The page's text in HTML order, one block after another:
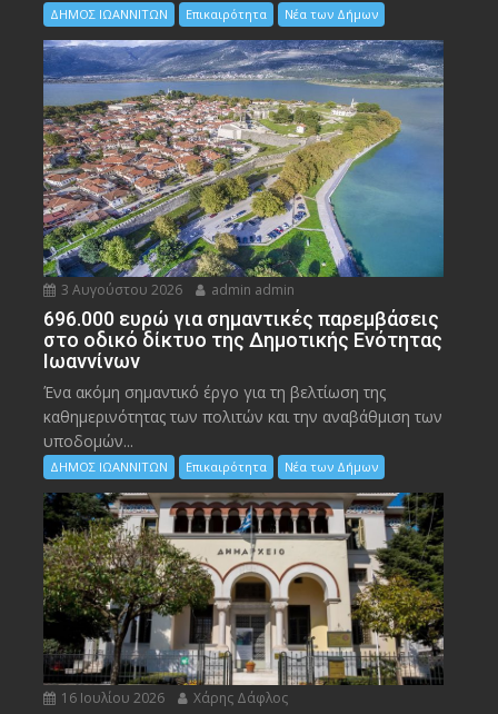
ΔΗΜΟΣ ΙΩΑΝΝΙΤΩΝ Επικαιρότητα Νέα των Δήμων
3 Αυγούστου 2026 admin admin
696.000 ευρώ για σημαντικές παρεμβάσεις
στο οδικό δίκτυο της Δημοτικής Ενότητας
Ιωαννίνων
Ένα ακόμη σημαντικό έργο για τη βελτίωση της
καθημερινότητας των πολιτών και την αναβάθμιση των
υποδομών...
ΔΗΜΟΣ ΙΩΑΝΝΙΤΩΝ Επικαιρότητα Νέα των Δήμων
16 Ιουλίου 2026 Χάρης Δάφλος